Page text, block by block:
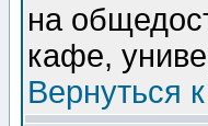
на
кафе,
Вернуться